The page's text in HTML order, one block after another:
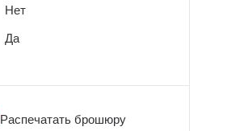
Нет
Да
Распечатать брошюру